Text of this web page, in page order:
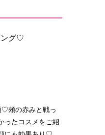
グ♡
♡頰の赤みと戦っ
ったコスメをご紹